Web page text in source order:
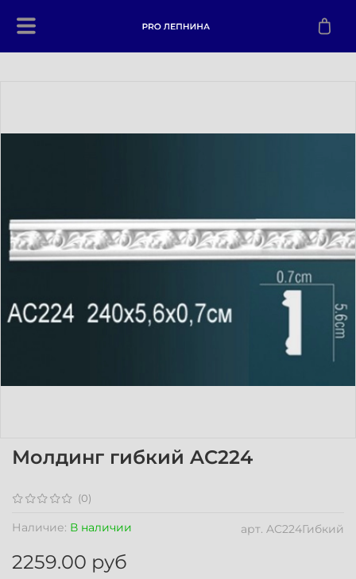
(0)
арт. AC224Гибкий
Наличие: В наличии
Молдинг гибкий AC224
2259.00 руб